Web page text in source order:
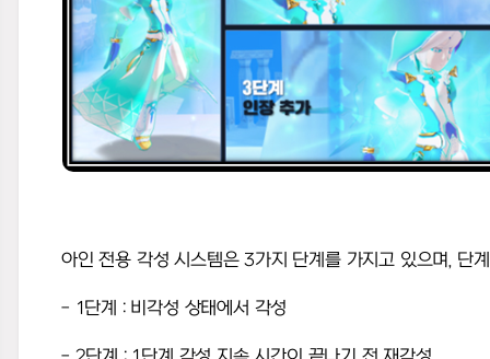
아인 전용 각성 시스템은3가지 단계를 가지고 있으며, 단
- 1 단계 : 비각성 상태에서 각성